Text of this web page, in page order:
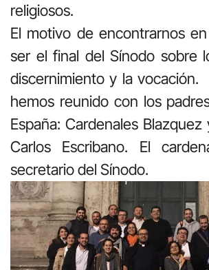
religiosos.
El motivo de encontrarnos
ser el final del Sínodo sobre
discernimiento y la vocación.
hemos reunido con los
España: Cardenales Blazquez
Carlos Escribano. El
secretario del Sínodo.